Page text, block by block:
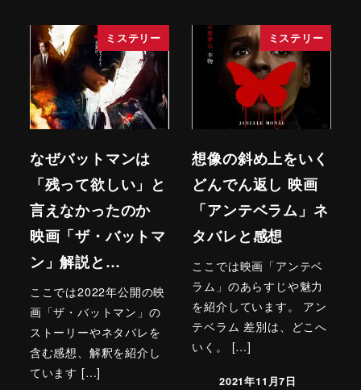
ミステリー
なぜバットマンは
「残って欲しい」と
言えなかったのか
映画「ザ・バットマ
ン」解説と…
ここでは2022年公開の映
画「ザ・バットマン」の
ストーリーやネタバレを
含む感想、解釈を紹介し
ています […]
ミステリー
想像の斜め上をいく
どんでん返し 映画
「アンテベラム」ネ
タバレと感想
ここでは映画「アンテベ
ラム」のあらすじや魅力
を紹介しています。 アン
テベラム 差別は、どこへ
いく。 […]
2021年11月7日